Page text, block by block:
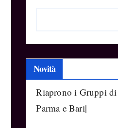
Novità
Riaprono i Gruppi
Parma e Bari|